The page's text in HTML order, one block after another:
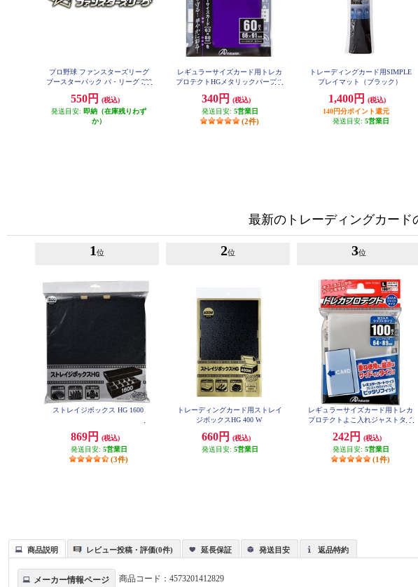
プロ野球 ファンスターズリーグ
ブースターパック パ・リーグ 202
550円
(税込)
発送目安: 即納（在庫残りわず
か）
レギュラーサイズカード用トレカ
プロテクトHGメタリックパープル
340円
(税込)
発送目安: 5営業日
(2件)
トレーディングカード用SIMPLE
プレイマット（ブラック）
1,400円
(税込)
140円分ポイント還元
発送目安: 5営業日
最新のトレーディングカード
1 位
ストレイジボックス HG 1600
869円
(税込)
発送目安: 5営業日
(3件)
2位
トレーディングカード用ストレイ
ジボックスHG 400 W
660円
(税込)
発送目安: 5営業日
3位
レギュラーサイズカード用トレカ
プロテクトよこ入れジャストタイ
242円
(税込)
発送目安: 5営業日
(1件)
商品説明 レビュー投稿・評価(0件) 延長保証 発送目安 返品特約
メーカー情報ページ 商品コード：4573201412829